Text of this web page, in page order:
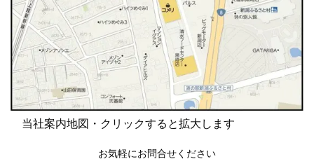
当社案内地図・クリックすると拡大します
お気軽にお問合せください